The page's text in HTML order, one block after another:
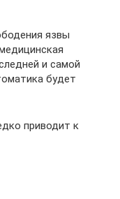
язвы
и самой
будет
приводит к